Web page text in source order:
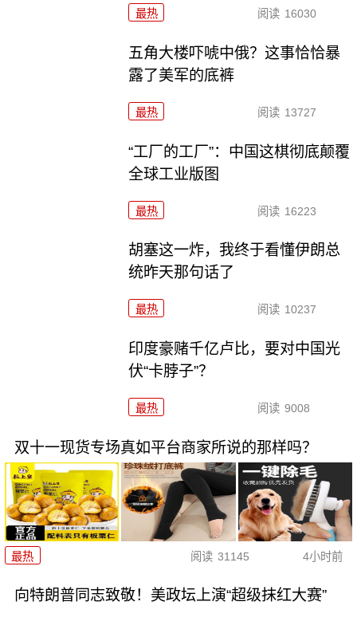
最热 阅读 16030
五角大楼吓唬中俄？这事恰恰暴
露了美军的底裤
最热 阅读 13727
“工厂的工厂”：中国这棋彻底颠覆
全球工业版图
最热 阅读 16223
胡塞这一炸，我终于看懂伊朗总
统昨天那句话了
最热 阅读 10237
印度豪赌千亿卢比，要对中国光
伏“卡脖子”？
最热 阅读 9008
双十一现货专场真如平台商家所说的那样吗？
最热 阅读 31145 4小时前
向特朗普同志致敬！美政坛上演“超级抹红大赛”